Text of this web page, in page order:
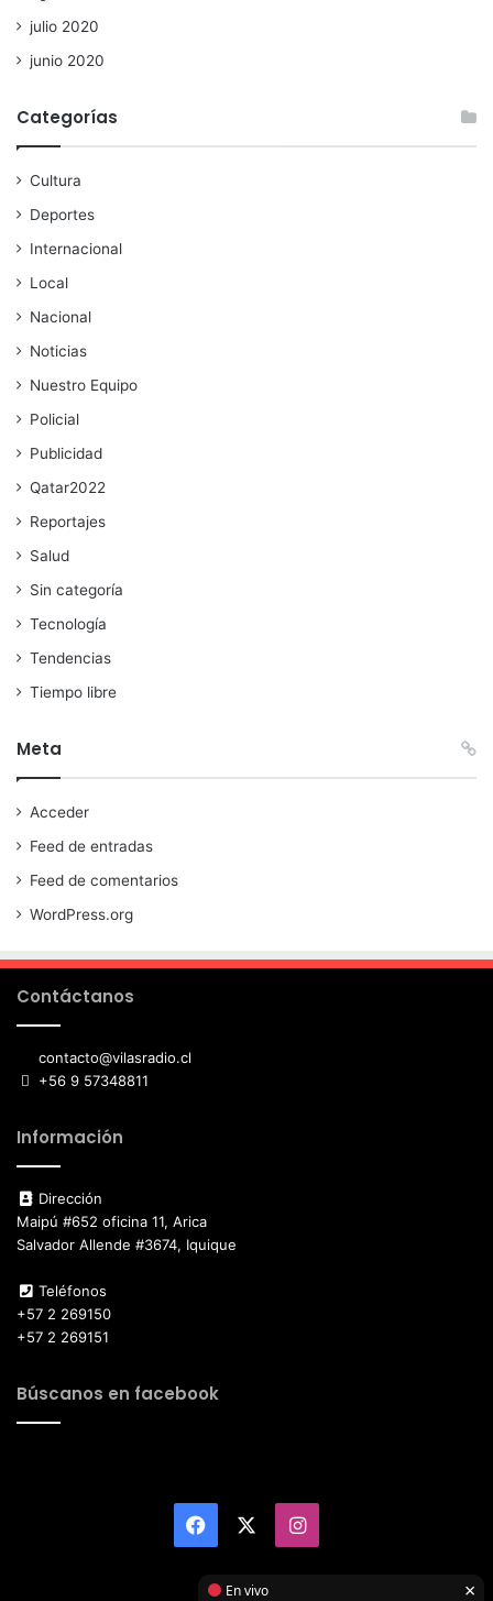
julio 2020
junio 2020
Categorías
Cultura
Deportes
Internacional
Local
Nacional
Noticias
Nuestro Equipo
Policial
Publicidad
Qatar2022
Reportajes
Salud
Sin categoría
Tecnología
Tendencias
Tiempo libre
Meta
Acceder
Feed de entradas
Feed de comentarios
WordPress.org
Contáctanos
contacto@vilasradio.cl
+56 9 57348811
Información
Dirección
Maipú #652 oficina 11, Arica
Salvador Allende #3674, Iquique
Teléfonos
+57 2 269150
+57 2 269151
Búscanos en facebook
Facebook Instagram
En vivo ×